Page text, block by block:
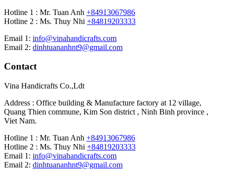
Hotline 1 : Mr. Tuan Anh +84913067986
Hotline 2 : Ms. Thuy Nhi +84819203333
Email 1: info@vinahandicrafts.com
Email 2: dinhtuananhnt9@gmail.com
Contact
Vina Handicrafts Co.,Ldt
Address : Office building & Manufacture factory at 12 village,
Quang Thien commune, Kim Son district , Ninh Binh province ,
Viet Nam.
Hotline 1 : Mr. Tuan Anh +84913067986
Hotline 2 : Ms. Thuy Nhi +84819203333
Email 1: info@vinahandicrafts.com
Email 2: dinhtuananhnt9@gmail.com